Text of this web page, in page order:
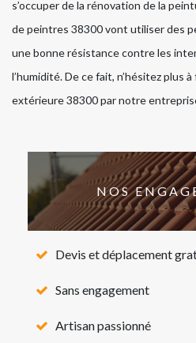
s’occuper de la rénovation de la
de peintres 38300 vont utiliser des
une bonne résistance contre les
l’humidité. De ce fait, n’hésitez plus
extérieure 38300 par notre
NOS
Devis et déplacement
Sans engagement
Artisan passionné